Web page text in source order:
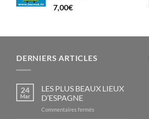
7,00€
DERNIERS ARTICLES
24
Mar
LES PLUS BEAUX LIEUX
D’ESPAGNE
Commentaires fermés